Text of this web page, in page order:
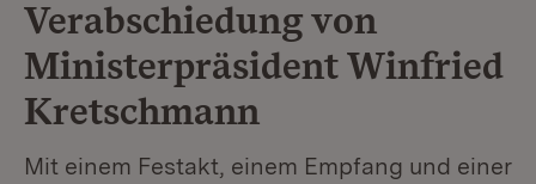
Verabschiedung von
Ministerpräsident Winfried
Kretschmann
Mit einem Festakt, einem Empfang und einer